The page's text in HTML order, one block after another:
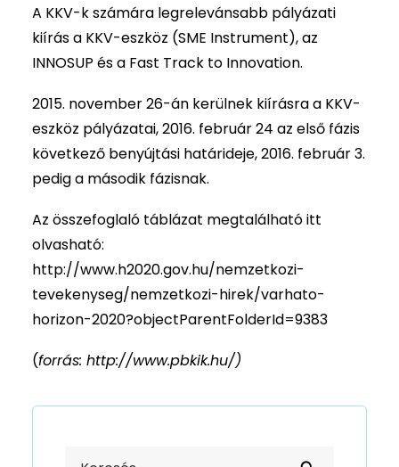
A KKV-k számára legrelevánsabb pályázati
kiírás a KKV-eszköz (SME Instrument), az
INNOSUP és a Fast Track to Innovation.
2015. november 26-án kerülnek kiírásra a KKV-
eszköz pályázatai, 2016. február 24 az első fázis
következő benyújtási határideje, 2016. február 3.
pedig a második fázisnak.
Az összefoglaló táblázat megtalálható itt
olvasható:
http://www.h2020.gov.hu/nemzetkozi-
tevekenyseg/nemzetkozi-hirek/varhato-
horizon-2020?objectParentFolderId=9383
(forrás: http://www.pbkik.hu/)